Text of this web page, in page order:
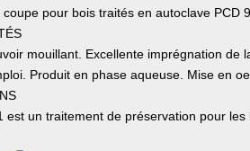
pour bois traités en autoclave PCD
mouillant. Excellente imprégnation de
Produit en phase aqueuse. Mise en
est un traitement de préservation pour